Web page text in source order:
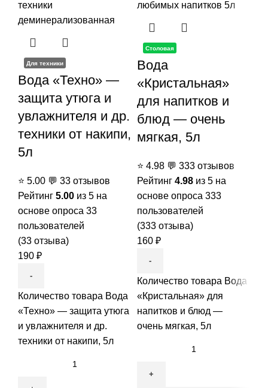
Для техники
Вода «Техно» —
защита утюга и
увлажнителя и др.
техники от накипи,
5л
⭐ 5.00 💬 33 отзывов
Рейтинг 5.00 из 5 на
основе опроса 33
пользователей
(33 отзыва)
190 ₽
Количество товара Вода
«Техно» — защита утюга
и увлажнителя и др.
техники от накипи, 5л
Столовая
Вода
«Кристальная»
для напитков и
блюд — очень
мягкая, 5л
⭐ 4.98 💬 333 отзывов
Рейтинг 4.98 из 5 на
основе опроса 333
пользователей
(333 отзыва)
160 ₽
Количество товара Вода
«Кристальная» для
напитков и блюд —
очень мягкая, 5л